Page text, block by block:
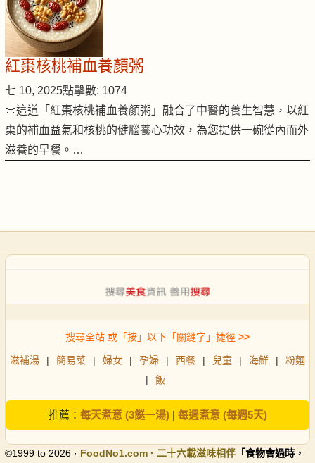
紅棗核桃補血養顏粥
七 10, 2025點擊數: 1074
📜這道「紅棗核桃補血養顏粥」融合了中醫的養生智慧，以紅
棗的補血益氣和核桃的健腦養心功效，為您提供一碗從內而外
滋養的早餐。…
搜尋全站 或「按」以下「關鍵字」捷徑 >>
滋補湯 | 簡易菜 | 婦女 | 孕婦 | 西餐 | 兒童 | 海鮮 |
粉麵
|
飯
推薦： 每天煮意 (3餸一湯)| 每週煮意 (每週5天)
©1999 to 2026 · FoodNo1.com · 二十六載滋味相伴 「食物會過時，